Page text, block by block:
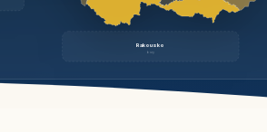
Rakousko
brzy